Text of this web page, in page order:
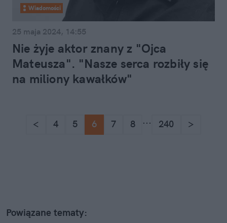
Wiadomości
25 maja 2024, 14:55
Nie żyje aktor znany z "Ojca
Mateusza". "Nasze serca rozbiły się
na miliony kawałków"
< 4 5 6 7 8 ... 240 >
Powiązane tematy: